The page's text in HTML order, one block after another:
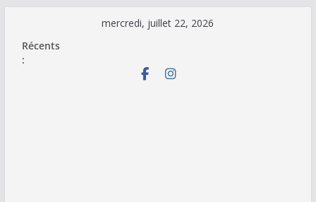
contenu
mercredi, juillet 22, 2026
Récents
: